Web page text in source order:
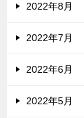
2022年8月
2022年7月
2022年6月
2022年5月